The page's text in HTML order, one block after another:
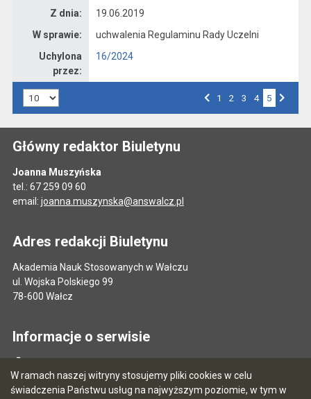
W ramach naszej witryny stosujemy pliki cookies w celu
świadczenia Państwu usług na najwyższym poziomie, w tym w
Z dnia:
19.06.2019
W sprawie:
uchwalenia Regulaminu Rady Uczelni
Uchylona
przez:
16/2024
1 2 3 4 5
Główny redaktor Biuletynu
Joanna Muszyńska
tel.: 67 259 09 60
email: joanna.muszynska@answalcz.pl
Adres redakcji Biuletynu
Akademia Nauk Stosowanych w Wałczu
ul. Wojska Polskiego 99
78-600 Wałcz
Informacje o serwisie
Instrukcja obsługi